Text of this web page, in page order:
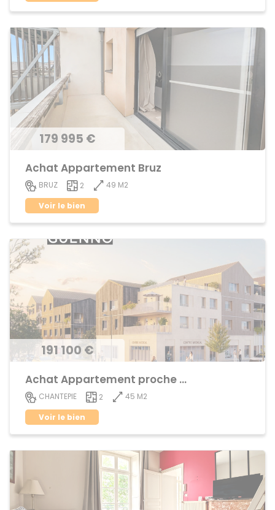
179 995 €
Achat Appartement Bruz
BRUZ 2
49 M2
Voir le bien
191 100 €
Achat Appartement proche centre ville
CHANTEPIE 2
45 M2
Voir le bien